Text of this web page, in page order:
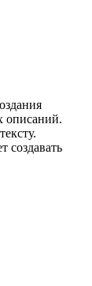
описаний.
создавать